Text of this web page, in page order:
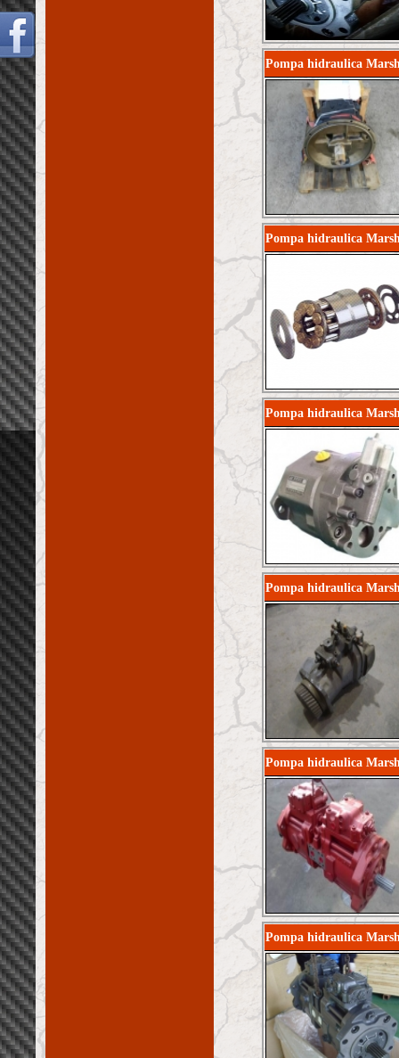
Pompa hidraulica
Pompa hidraulica
Pompa hidraulica
Pompa hidraulica
Pompa hidraulica
Pompa hidraulica